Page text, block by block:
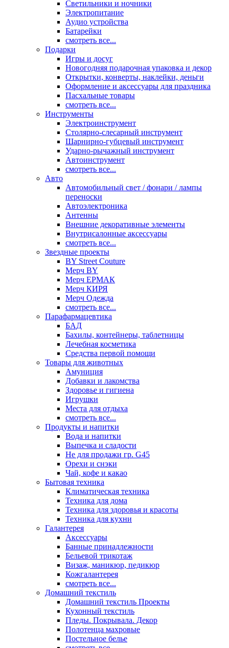
Светильники и ночники
Электропитание
Аудио устройства
Батарейки
смотреть все...
Подарки
Игры и досуг
Новогодняя подарочная упаковка и декор
Открытки, конверты, наклейки, деньги
Оформление и аксессуары для праздника
Пасхальные товары
смотреть все...
Инструменты
Электроинструмент
Столярно-слесарный инструмент
Шарнирно-губцевый инструмент
Ударно-рычажный инструмент
Автоинструмент
смотреть все...
Авто
Автомобильный свет / фонари / лампы
переноски
Автоэлектроника
Антенны
Внешние декоративные элементы
Внутрисалонные аксессуары
смотреть все...
Звездные проекты
BY Street Couture
Мерч BY
Мерч ЕРМАК
Мерч КИРЯ
Мерч Одежда
смотреть все...
Парафармацевтика
БАД
Бахилы, контейнеры, таблетницы
Лечебная косметика
Средства первой помощи
Товары для животных
Амуниция
Добавки и лакомства
Здоровье и гигиена
Игрушки
Места для отдыха
смотреть все...
Продукты и напитки
Вода и напитки
Выпечка и сладости
Не для продажи гр. G45
Орехи и снэки
Чай, кофе и какао
Бытовая техника
Климатическая техника
Техника для дома
Техника для здоровья и красоты
Техника для кухни
Галантерея
Аксессуары
Банные принадлежности
Бельевой трикотаж
Визаж, маникюр, педикюр
Кожгалантерея
смотреть все...
Домашний текстиль
Домашний текстиль Проекты
Кухонный текстиль
Пледы. Покрывала. Декор
Полотенца махровые
Постельное белье